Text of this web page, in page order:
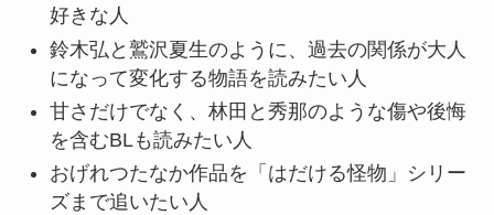
好きな人
鈴木弘と鷲沢夏生のように、過去の関係が大人
になって変化する物語を読みたい人
甘さだけでなく、林田と秀那のような傷や後悔
を含むBLも読みたい人
おげれつたなか作品を「はだける怪物」シリー
ズまで追いたい人